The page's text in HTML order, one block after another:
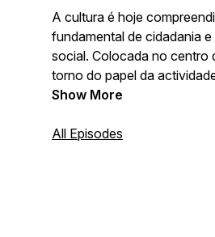
A cultura é hoje
fundamental de cidadania
social. Colocada no centro
torno do papel da
cultural na sociedade, a
diversos espaços e práticas
Show More
All Episodes